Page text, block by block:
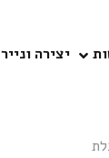
יצירה ונייר